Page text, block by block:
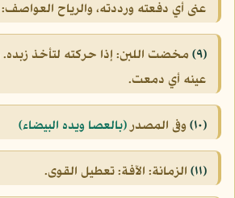
عنى أي دفعته ورددته، والرياح
(٩)
مخضت اللبن: إذا حركته لتأخذ
عينه أي دمعت.
(١٠) وفى المصدر(بالعصا ويده البيضاء)
(١١) الزمانة: الآفة: تعطيل القوى.